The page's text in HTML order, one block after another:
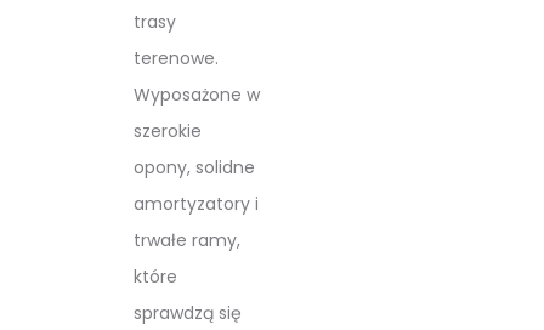
trasy
terenowe.
Wyposażone w
szerokie
opony, solidne
amortyzatory i
trwałe ramy,
które
sprawdzą się